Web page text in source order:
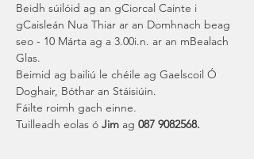
Beidh súilóid ag an gCiorcal Cainte i
gCaisleán Nua Thiar ar an Domhnach beag
seo - 10 Márta ag a 3.00i.n. ar an mBealach
Glas.
Beimid ag bailiú le chéile ag Gaelscoil Ó
Doghair, Bóthar an Stáisiúin.
Fáilte roimh gach einne.
Tuilleadh eolas ó Jim ag 087 9082568.